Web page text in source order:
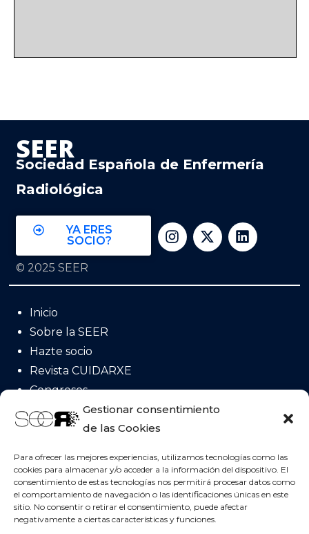
Gestionar consentimiento
de las Cookies
Para ofrecer las mejores experiencias, utilizamos tecnologías como las
cookies para almacenar y/o acceder a la información del dispositivo. El
consentimiento de estas tecnologías nos permitirá procesar datos como
el comportamiento de navegación o las identificaciones únicas en este
sitio. No consentir o retirar el consentimiento, puede afectar
negativamente a ciertas características y funciones.
SEER
Sociedad Española de Enfermería
Radiológica
YA ERES
SOCIO?
© 2025 SEER
Inicio
Sobre la SEER
Hazte socio
Revista CUIDARXE
Congresos
Acreditación
Posicionamientos
Contacta con nosotros!
Sociedad Española de Enfermería